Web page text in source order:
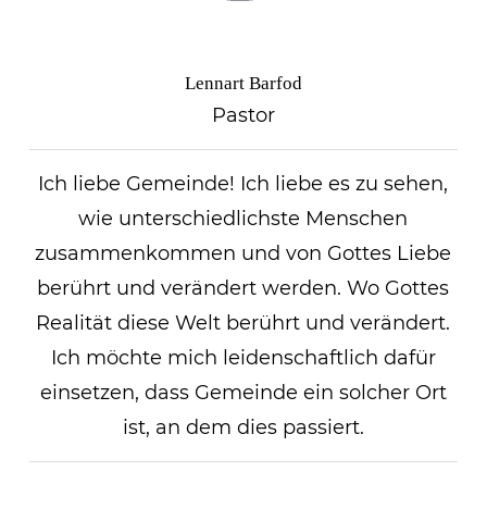
Lennart Barfod
Pastor
Ich liebe Gemeinde! Ich liebe es zu sehen,
wie unterschiedlichste Menschen
zusammenkommen und von Gottes Liebe
berührt und verändert werden. Wo Gottes
Realität diese Welt berührt und verändert.
Ich möchte mich leidenschaftlich dafür
einsetzen, dass Gemeinde ein solcher Ort
ist, an dem dies passiert.